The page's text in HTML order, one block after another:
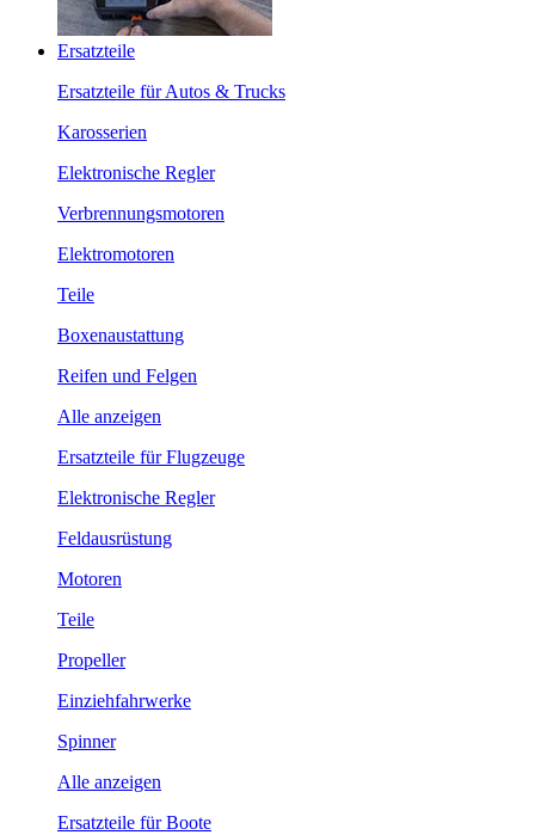
Ersatzteile
Ersatzteile für Autos & Trucks
Karosserien
Elektronische Regler
Verbrennungsmotoren
Elektromotoren
Teile
Boxenaustattung
Reifen und Felgen
Alle anzeigen
Ersatzteile für Flugzeuge
Elektronische Regler
Feldausrüstung
Motoren
Teile
Propeller
Einziehfahrwerke
Spinner
Alle anzeigen
Ersatzteile für Boote